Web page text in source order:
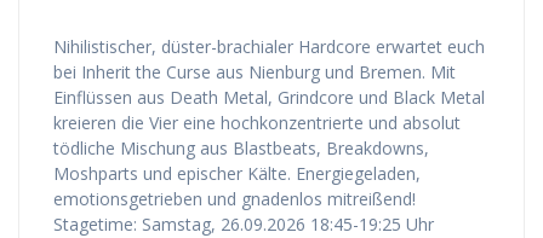
Nihilistischer, düster-brachialer Hardcore erwartet euch
bei Inherit the Curse aus Nienburg und Bremen. Mit
Einflüssen aus Death Metal, Grindcore und Black Metal
kreieren die Vier eine hochkonzentrierte und absolut
tödliche Mischung aus Blastbeats, Breakdowns,
Moshparts und epischer Kälte. Energiegeladen,
emotionsgetrieben und gnadenlos mitreißend!
Stagetime: Samstag, 26.09.2026 18:45-19:25 Uhr